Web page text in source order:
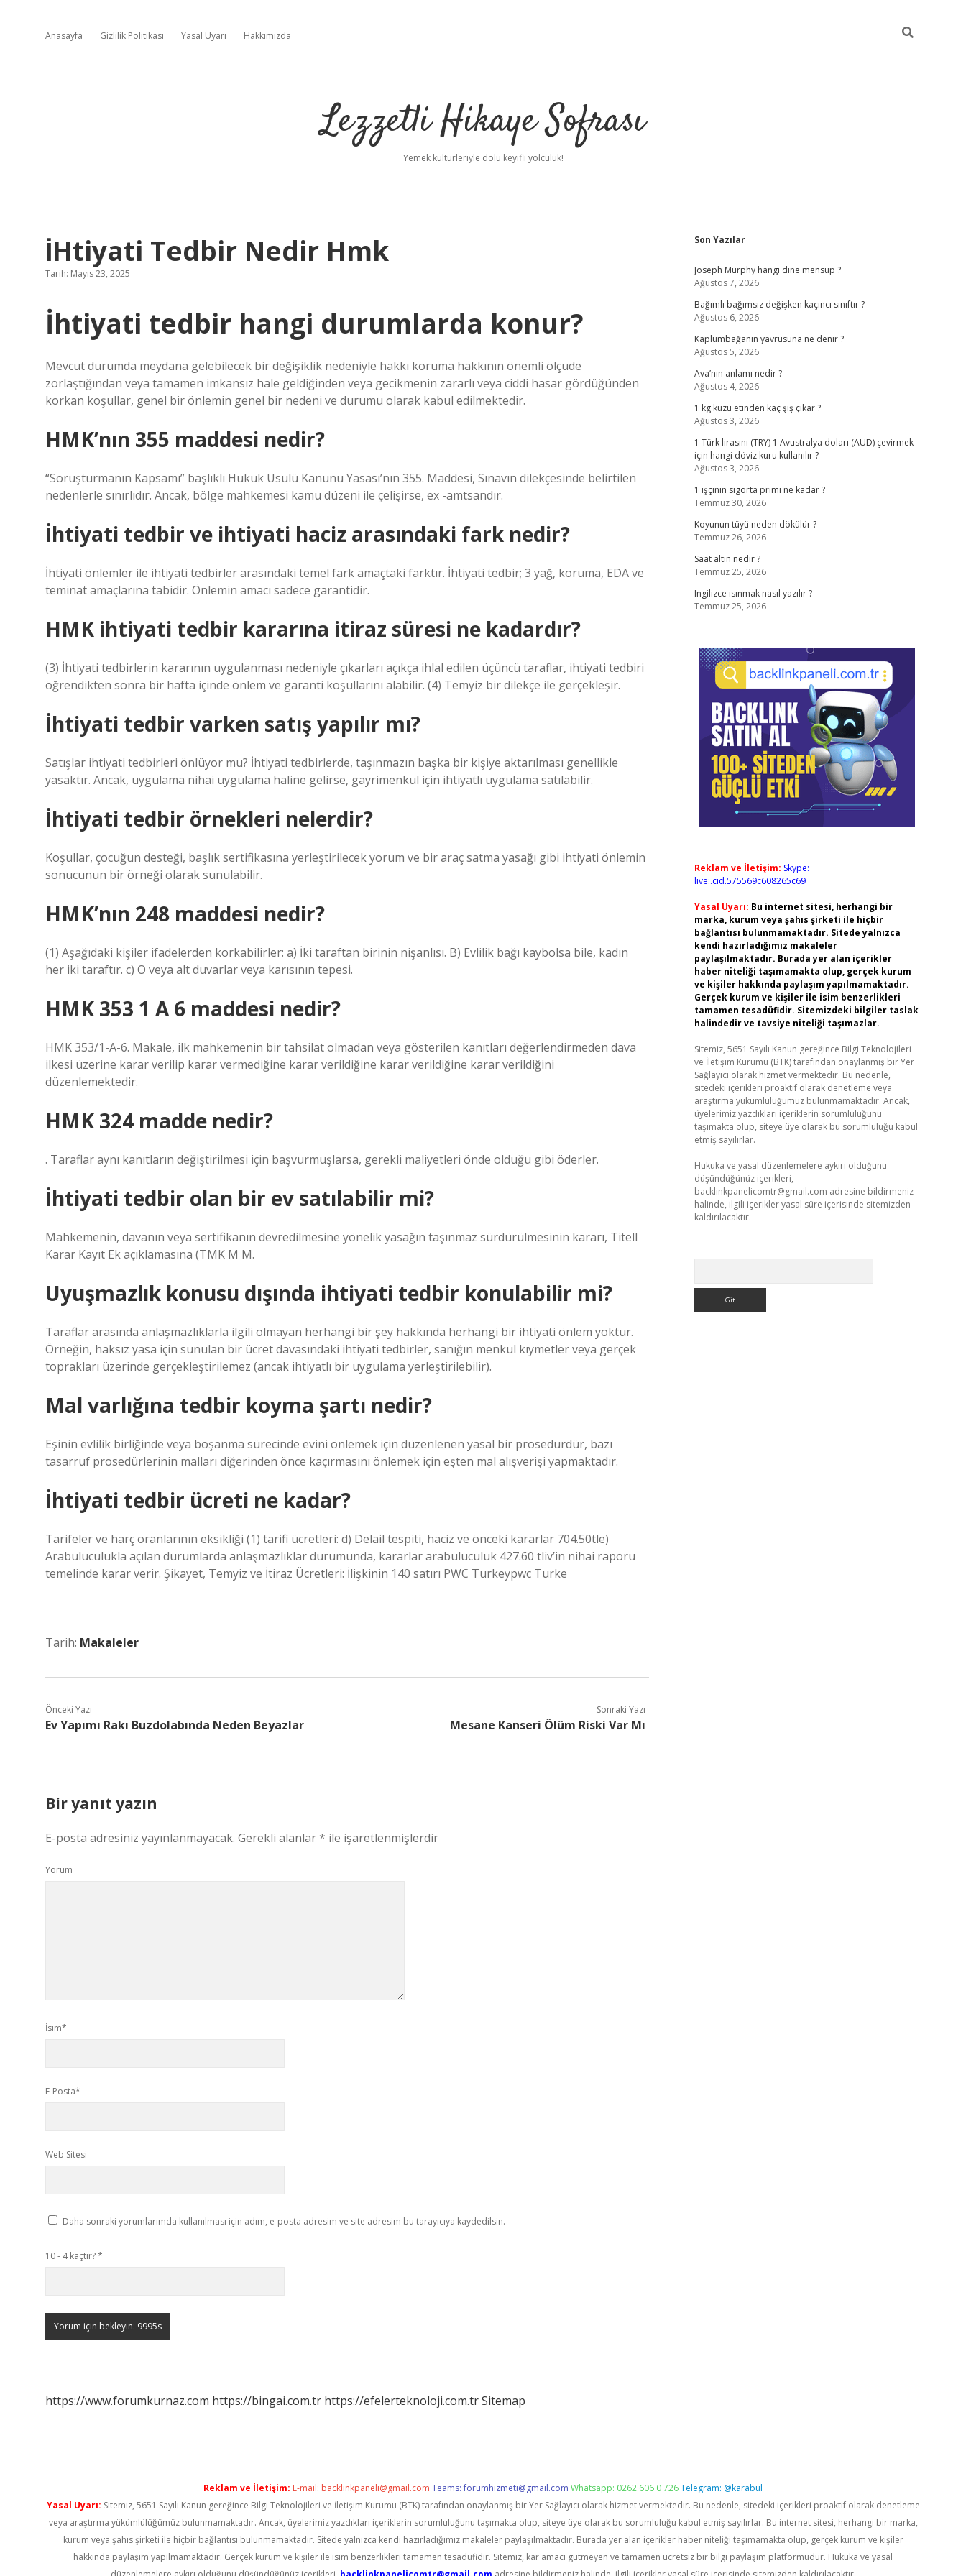
Anasayfa Gizlilik Politikası Yasal Uyarı Hakkımızda
Lezzetli Hikaye Sofrası
Yemek kültürleriyle dolu keyifli yolculuk!
İHtiyati Tedbir Nedir Hmk
Tarih: Mayıs 23, 2025
İhtiyati tedbir hangi durumlarda konur?
Mevcut durumda meydana gelebilecek bir değişiklik nedeniyle hakkı koruma hakkının önemli ölçüde
zorlaştığından veya tamamen imkansız hale geldiğinden veya gecikmenin zararlı veya ciddi hasar gördüğünden
korkan koşullar, genel bir önlemin genel bir nedeni ve durumu olarak kabul edilmektedir.
HMK’nın 355 maddesi nedir?
“Soruşturmanın Kapsamı” başlıklı Hukuk Usulü Kanunu Yasası’nın 355. Maddesi, Sınavın dilekçesinde belirtilen
nedenlerle sınırlıdır. Ancak, bölge mahkemesi kamu düzeni ile çelişirse, ex -amtsandır.
İhtiyati tedbir ve ihtiyati haciz arasındaki fark nedir?
İhtiyati önlemler ile ihtiyati tedbirler arasındaki temel fark amaçtaki farktır. İhtiyati tedbir; 3 yağ, koruma, EDA ve
teminat amaçlarına tabidir. Önlemin amacı sadece garantidir.
HMK ihtiyati tedbir kararına itiraz süresi ne kadardır?
(3) İhtiyati tedbirlerin kararının uygulanması nedeniyle çıkarları açıkça ihlal edilen üçüncü taraflar, ihtiyati tedbiri
öğrendikten sonra bir hafta içinde önlem ve garanti koşullarını alabilir. (4) Temyiz bir dilekçe ile gerçekleşir.
İhtiyati tedbir varken satış yapılır mı?
Satışlar ihtiyati tedbirleri önlüyor mu? İhtiyati tedbirlerde, taşınmazın başka bir kişiye aktarılması genellikle
yasaktır. Ancak, uygulama nihai uygulama haline gelirse, gayrimenkul için ihtiyatlı uygulama satılabilir.
İhtiyati tedbir örnekleri nelerdir?
Koşullar, çocuğun desteği, başlık sertifikasına yerleştirilecek yorum ve bir araç satma yasağı gibi ihtiyati önlemin
sonucunun bir örneği olarak sunulabilir.
HMK’nın 248 maddesi nedir?
(1) Aşağıdaki kişiler ifadelerden korkabilirler: a) İki taraftan birinin nişanlısı. B) Evlilik bağı kaybolsa bile, kadın
her iki taraftır. c) O veya alt duvarlar veya karısının tepesi.
HMK 353 1 A 6 maddesi nedir?
HMK 353/1-A-6. Makale, ilk mahkemenin bir tahsilat olmadan veya gösterilen kanıtları değerlendirmeden dava
ilkesi üzerine karar verilip karar vermediğine karar verildiğine karar verildiğine karar verildiğini
düzenlemektedir.
HMK 324 madde nedir?
. Taraflar aynı kanıtların değiştirilmesi için başvurmuşlarsa, gerekli maliyetleri önde olduğu gibi öderler.
İhtiyati tedbir olan bir ev satılabilir mi?
Mahkemenin, davanın veya sertifikanın devredilmesine yönelik yasağın taşınmaz sürdürülmesinin kararı, Titell
Karar Kayıt Ek açıklamasına (TMK M M.
Uyuşmazlık konusu dışında ihtiyati tedbir konulabilir mi?
Taraflar arasında anlaşmazlıklarla ilgili olmayan herhangi bir şey hakkında herhangi bir ihtiyati önlem yoktur.
Örneğin, haksız yasa için sunulan bir ücret davasındaki ihtiyati tedbirler, sanığın menkul kıymetler veya gerçek
toprakları üzerinde gerçekleştirilemez (ancak ihtiyatlı bir uygulama yerleştirilebilir).
Mal varlığına tedbir koyma şartı nedir?
Eşinin evlilik birliğinde veya boşanma sürecinde evini önlemek için düzenlenen yasal bir prosedürdür, bazı
tasarruf prosedürlerinin malları diğerinden önce kaçırmasını önlemek için eşten mal alışverişi yapmaktadır.
İhtiyati tedbir ücreti ne kadar?
Tarifeler ve harç oranlarının eksikliği (1) tarifi ücretleri: d) Delail tespiti, haciz ve önceki kararlar 704.50tle)
Arabuluculukla açılan durumlarda anlaşmazlıklar durumunda, kararlar arabuluculuk 427.60 tliv’in nihai raporu
temelinde karar verir. Şikayet, Temyiz ve İtiraz Ücretleri: İlişkinin 140 satırı PWC Turkeypwc Turke
Tarih: Makaleler
Önceki Yazı
Ev Yapımı Rakı Buzdolabında Neden Beyazlar
Sonraki Yazı
Mesane Kanseri Ölüm Riski Var Mı
Bir yanıt yazın
E-posta adresiniz yayınlanmayacak. Gerekli alanlar* ile işaretlenmişlerdir
Yorum
İsim*
E-Posta*
Web Sitesi
Daha sonraki yorumlarımda kullanılması için adım, e-posta adresim ve site adresim bu tarayıcıya kaydedilsin.
10 - 4 kaçtır?*
https://www.forumkurnaz.com https://bingai.com.tr https://efelerteknoloji.com.trSitemap
Sidebar
Son Yazılar
Joseph Murphy hangi dine mensup ?
Ağustos 7, 2026
Bağımlı bağımsız değişken kaçıncı sınıftır ?
Ağustos 6, 2026
Kaplumbağanın yavrusuna ne denir ?
Ağustos 5, 2026
Ava’nın anlamı nedir ?
Ağustos 4, 2026
1 kg kuzu etinden kaç şiş çıkar ?
Ağustos 3, 2026
1 Türk lirasını (TRY) 1 Avustralya doları (AUD) çevirmek
için hangi döviz kuru kullanılır ?
Ağustos 3, 2026
1 işçinin sigorta primi ne kadar ?
Temmuz 30, 2026
Koyunun tüyü neden dökülür ?
Temmuz 26, 2026
Saat altın nedir ?
Temmuz 25, 2026
Ingilizce ısınmak nasıl yazılır ?
Temmuz 25, 2026
Reklam ve İletişim: Skype:
live:.cid.575569c608265c69
Yasal Uyarı: Bu internet sitesi, herhangi bir
marka, kurum veya şahıs şirketi ile hiçbir
bağlantısı bulunmamaktadır. Sitede yalnızca
kendi hazırladığımız makaleler
paylaşılmaktadır. Burada yer alan içerikler
haber niteliği taşımamakta olup, gerçek kurum
ve kişiler hakkında paylaşım yapılmamaktadır.
Gerçek kurum ve kişiler ile isim benzerlikleri
tamamen tesadüfidir. Sitemizdeki bilgiler taslak
halindedir ve tavsiye niteliği taşımazlar.
Sitemiz, 5651 Sayılı Kanun gereğince Bilgi Teknolojileri
ve İletişim Kurumu (BTK) tarafından onaylanmış bir Yer
Sağlayıcı olarak hizmet vermektedir. Bu nedenle,
sitedeki içerikleri proaktif olarak denetleme veya
araştırma yükümlülüğümüz bulunmamaktadır. Ancak,
üyelerimiz yazdıkları içeriklerin sorumluluğunu
taşımakta olup, siteye üye olarak bu sorumluluğu kabul
etmiş sayılırlar.
Hukuka ve yasal düzenlemelere aykırı olduğunu
düşündüğünüz içerikleri,
backlinkpanelicomtr@gmail.com adresine bildirmeniz
halinde, ilgili içerikler yasal süre içerisinde sitemizden
kaldırılacaktır.
Reklam ve İletişim: E-mail: backlinkpaneli@gmail.com Teams:forumhizmeti@gmail.com Whatsapp: 0262 606 0 726Telegram: @karabul
Yasal Uyarı: Sitemiz, 5651 Sayılı Kanun gereğince Bilgi Teknolojileri ve İletişim Kurumu (BTK) tarafından onaylanmış bir Yer Sağlayıcı olarak hizmet vermektedir. Bu nedenle, sitedeki içerikleri proaktif olarak denetleme
veya araştırma yükümlülüğümüz bulunmamaktadır. Ancak, üyelerimiz yazdıkları içeriklerin sorumluluğunu taşımakta olup, siteye üye olarak bu sorumluluğu kabul etmiş sayılırlar. Bu internet sitesi, herhangi bir marka,
kurum veya şahıs şirketi ile hiçbir bağlantısı bulunmamaktadır. Sitede yalnızca kendi hazırladığımız makaleler paylaşılmaktadır. Burada yer alan içerikler haber niteliği taşımamakta olup, gerçek kurum ve kişiler
hakkında paylaşım yapılmamaktadır. Gerçek kurum ve kişiler ile isim benzerlikleri tamamen tesadüfidir. Sitemiz, kar amacı gütmeyen ve tamamen ücretsiz bir bilgi paylaşım platformudur. Hukuka ve yasal